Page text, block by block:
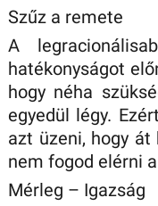
Szűz a remete
A
hatékonyságot
hogy néha
egyedül légy.
azt üzeni, hogy
nem fogod elérni
Mérleg – Igazság